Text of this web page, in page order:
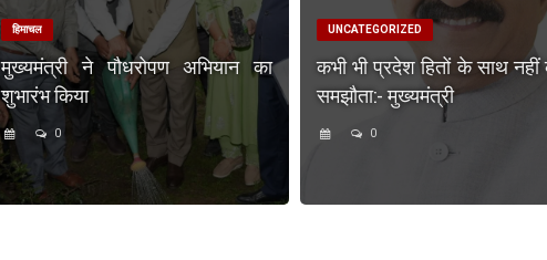
हिमाचल
मुख्यमंत्री ने पौधरोपण अभियान का
शुभारंभ किया
0
UNCATEGORIZED
कभी भी प्रदेश हितों के साथ
समझौता:- मुख्यमंत्री
0